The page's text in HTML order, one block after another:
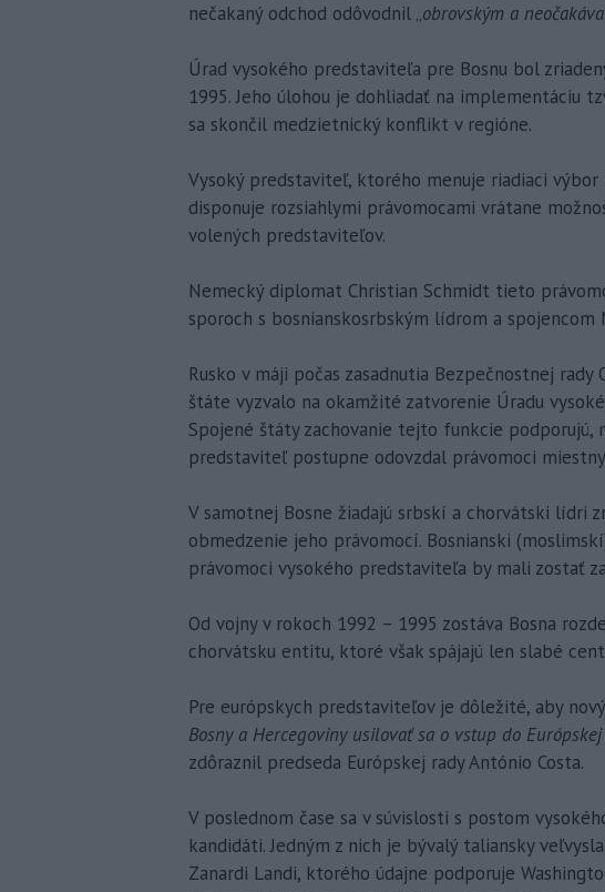
nečakaný odchod odôvodnil „obrovským a
Úrad vysokého predstaviteľa pre Bosnu bol
1995. Jeho úlohou je dohliadať na implementáciu
sa skončil medzietnický konflikt v regióne.
Vysoký predstaviteľ, ktorého menuje riadiaci výbor
disponuje rozsiahlymi právomocami vrátane
volených predstaviteľov.
Nemecký diplomat Christian Schmidt tieto
sporoch s bosnianskosrbským lídrom a spojencom
Rusko v máji počas zasadnutia Bezpečnostnej
štáte vyzvalo na okamžité zatvorenie Úradu
Spojené štáty zachovanie tejto funkcie podporujú,
predstaviteľ postupne odovzdal právomoci
V samotnej Bosne žiadajú srbskí a chorvátski lídri
obmedzenie jeho právomocí. Bosnianski
právomoci vysokého predstaviteľa by mali zostať
Od vojny v rokoch 1992 – 1995 zostáva Bosna
chorvátsku entitu, ktoré však spájajú len slabé
Pre európskych predstaviteľov je dôležité, aby
Bosny a Hercegoviny usilovať sa o vstup do
zdôraznil predseda Európskej rady António Costa.
V poslednom čase sa v súvislosti s postom
kandidáti. Jedným z nich je bývalý taliansky
Zanardi Landi, ktorého údajne podporuje